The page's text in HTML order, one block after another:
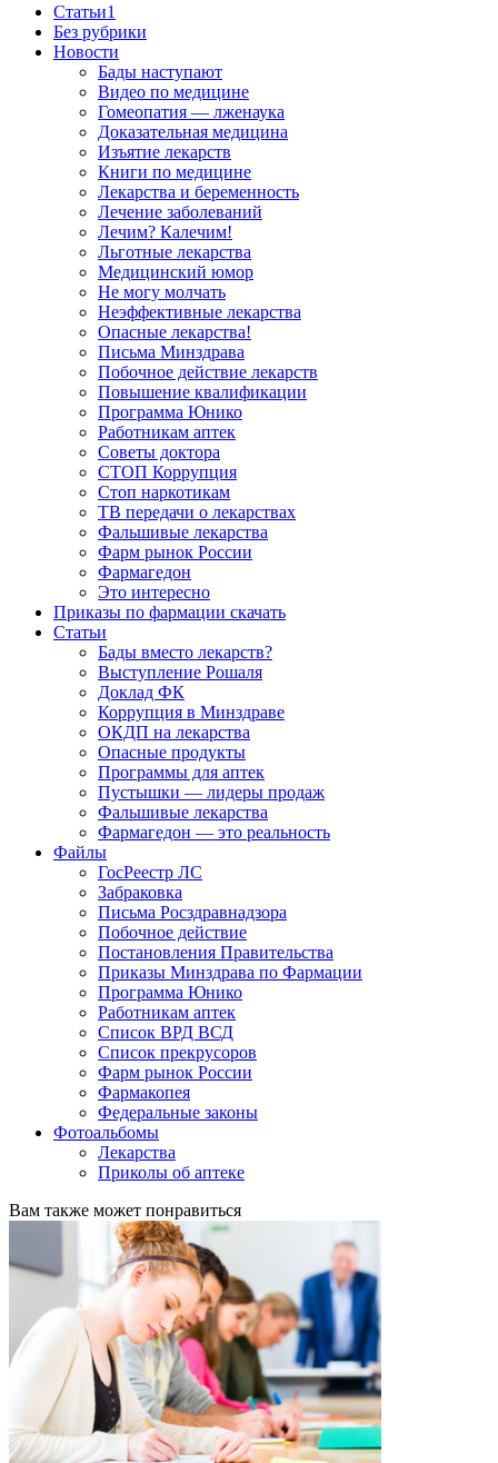
Cтатьи1
Без рубрики
Новости
Бады наступают
Видео по медицине
Гомеопатия — лженаука
Доказательная медицина
Изъятие лекарств
Книги по медицине
Лекарства и беременность
Лечение заболеваний
Лечим? Калечим!
Льготные лекарства
Медицинский юмор
Не могу молчать
Неэффективные лекарства
Опасные лекарства!
Письма Минздрава
Побочное действие лекарств
Повышение квалификации
Программа Юнико
Работникам аптек
Советы доктора
СТОП Коррупция
Стоп наркотикам
ТВ передачи о лекарствах
Фальшивые лекарства
Фарм рынок России
Фармагедон
Это интересно
Приказы по фармации скачать
Статьи
Бады вместо лекарств?
Выступление Рошаля
Доклад ФК
Коррупция в Минздраве
ОКДП на лекарства
Опасные продукты
Программы для аптек
Пустышки — лидеры продаж
Фальшивые лекарства
Фармагедон — это реальность
Файлы
ГосРеестр ЛС
Забраковка
Письма Росздравнадзора
Побочное действие
Постановления Правительства
Приказы Минздрава по Фармации
Программа Юнико
Работникам аптек
Список ВРД ВСД
Список прекрусоров
Фарм рынок России
Фармакопея
Федеральные законы
Фотоальбомы
Лекарства
Приколы об аптеке
Вам также может понравиться